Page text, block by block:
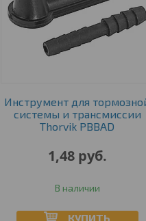
Инструмент для
системы и трансмиссии
Thorvik PBBAD
1,48 руб.
В наличии
КУПИТЬ